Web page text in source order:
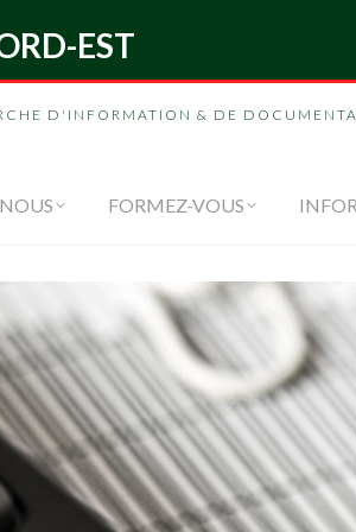
EST
D'INFORMATION & DE
FORMEZ-VOUS
INTERROGEZ-NOUS